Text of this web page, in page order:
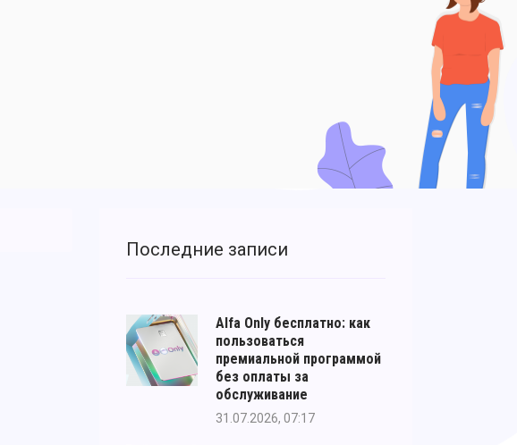
Последние записи
Alfa Only бесплатно: как
пользоваться
премиальной программой
без оплаты за
обслуживание
31.07.2026, 07:17